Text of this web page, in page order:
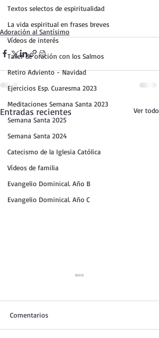
Textos selectos de espiritualidad
La vida espiritual en frases breves
Vídeos de interés
Taller de oración con los Salmos
Retiro Adviento - Navidad
Ejercicios Esp. Cuaresma 2023
Meditaciones Semana Santa 2023
Semana Santa 2025
Semana Santa 2024
Catecismo de la Iglesia Católica
Vídeos de familia
Evangelio Dominical. Año B
Evangelio Dominical. Año C
Adoración al Santísimo
Entradas recientes Ver todo
Comentarios